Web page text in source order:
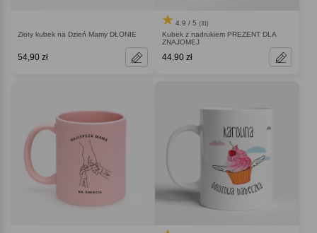
Złoty kubek na Dzień Mamy DŁONIE
54,90 zł
4.9 / 5 (31)
Kubek z nadrukiem PREZENT DLA
ZNAJOMEJ
44,90 zł